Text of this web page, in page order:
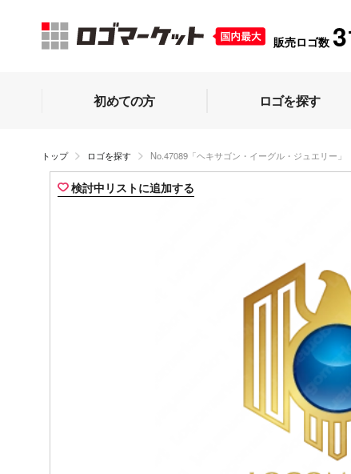
販売ロゴ数
初めての方 ロゴを探す
トップ ロゴを探す No.47089「ヘキサゴン・イーグル・ジュエリー」
検討中リストに追加する